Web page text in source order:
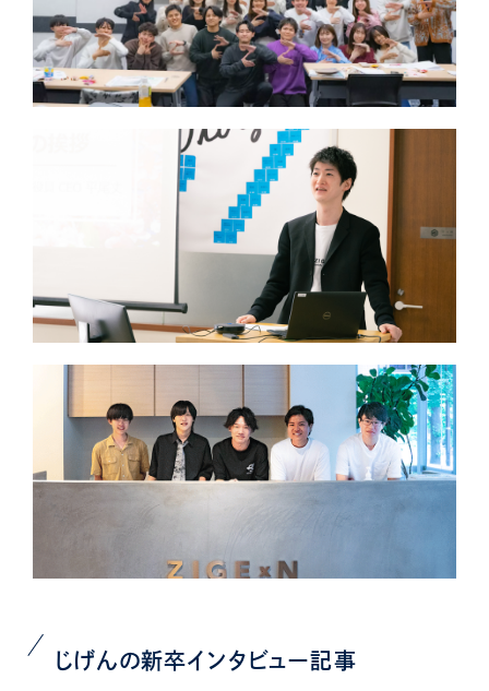
じげんの新卒インタビュー記事